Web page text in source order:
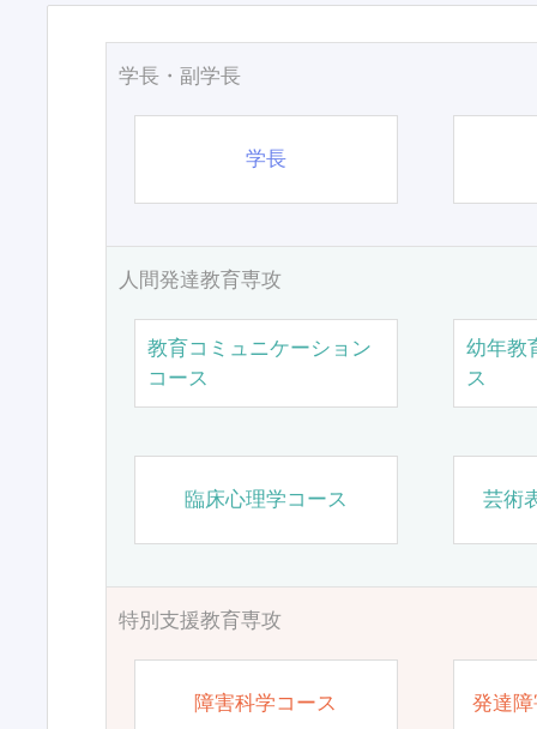
学長・副学長
学長
人間発達教育専攻
教育コミュニケーション
コース
幼年教
ス
臨床心理学コース 芸術
特別支援教育専攻
障害科学コース 発達